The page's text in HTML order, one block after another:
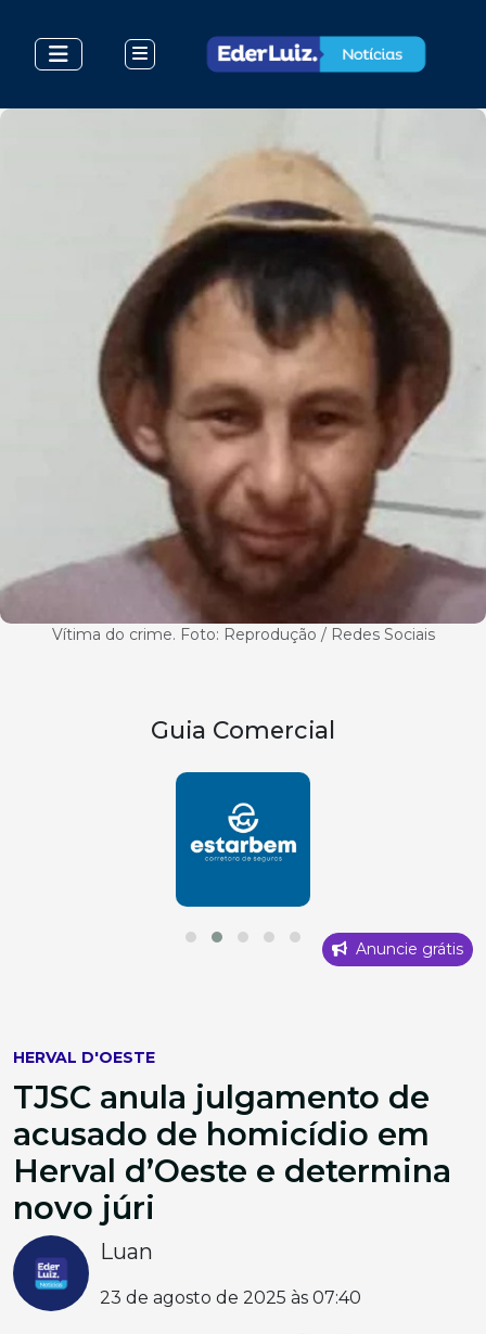
Vítima do crime. Foto: Reprodução / Redes Sociais
Guia Comercial
Anuncie grátis
HERVAL D'OESTE
TJSC anula julgamento de
acusado de homicídio em
Herval d’Oeste e determina
novo júri
Luan
23 de agosto de 2025 às 07:40